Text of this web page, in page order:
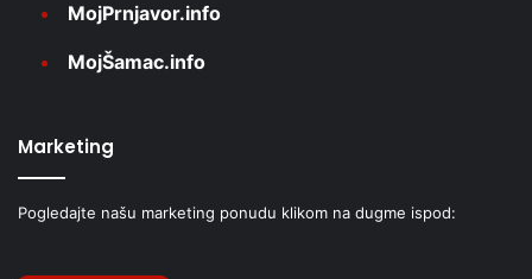
MojPrnjavor.info
MojŠamac.info
Marketing
Pogledajte našu marketing ponudu klikom na dugme ispod: